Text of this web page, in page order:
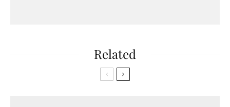
Related